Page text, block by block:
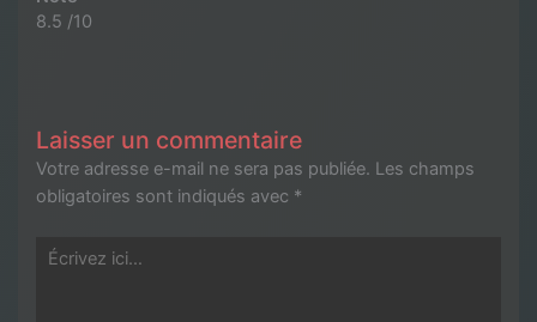
8.5 /10
Laisser un commentaire
Votre adresse e-mail ne sera pas publiée. Les champs
obligatoires sont indiqués avec *
Écrivez